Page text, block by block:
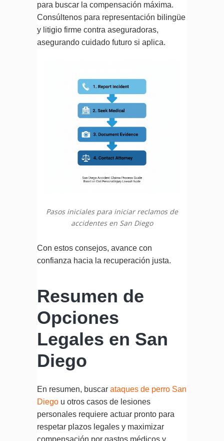
para buscar la compensación máxima.
Consúltenos para representación bilingüe
y litigio firme contra aseguradoras,
asegurando cuidado futuro si aplica.
Pasos iniciales para iniciar reclamos de
accidentes en San Diego
Con estos consejos, avance con
confianza hacia la recuperación justa.
Resumen de
Opciones
Legales en San
Diego
En resumen, buscar ataques de perro San
Diego u otros casos de lesiones
personales requiere actuar pronto para
respetar plazos legales y maximizar
compensación por gastos médicos y